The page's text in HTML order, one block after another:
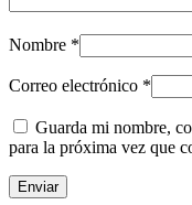
Nombre *
Correo electrónico *
Guarda mi nombre,
para la próxima vez que